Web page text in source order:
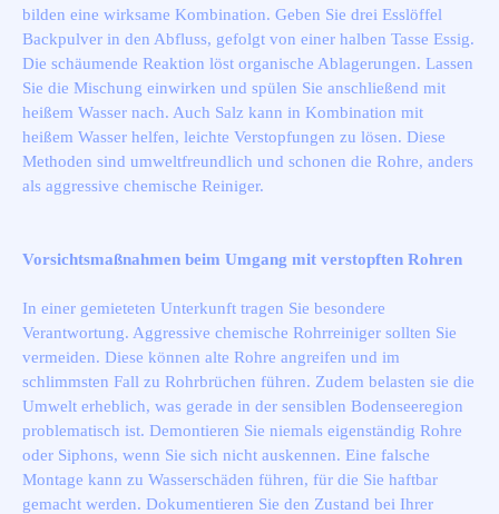
bilden eine wirksame Kombination. Geben Sie drei Esslöffel
Backpulver in den Abfluss, gefolgt von einer halben Tasse Essig.
Die schäumende Reaktion löst organische Ablagerungen. Lassen
Sie die Mischung einwirken und spülen Sie anschließend mit
heißem Wasser nach. Auch Salz kann in Kombination mit
heißem Wasser helfen, leichte Verstopfungen zu lösen. Diese
Methoden sind umweltfreundlich und schonen die Rohre, anders
als aggressive chemische Reiniger.
Vorsichtsmaßnahmen beim Umgang mit verstopften Rohren
In einer gemieteten Unterkunft tragen Sie besondere
Verantwortung. Aggressive chemische Rohrreiniger sollten Sie
vermeiden. Diese können alte Rohre angreifen und im
schlimmsten Fall zu Rohrbrüchen führen. Zudem belasten sie die
Umwelt erheblich, was gerade in der sensiblen Bodenseeregion
problematisch ist. Demontieren Sie niemals eigenständig Rohre
oder Siphons, wenn Sie sich nicht auskennen. Eine falsche
Montage kann zu Wasserschäden führen, für die Sie haftbar
gemacht werden. Dokumentieren Sie den Zustand bei Ihrer